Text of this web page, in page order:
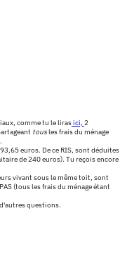
comme tu le lirasici, 2
tousles frais du ménage
.
euros. De ce RIS, sont déduites
de 240 euros). Tu reçois encore
vivant sous le même toit, sont
(tous les frais du ménage étant
questions.